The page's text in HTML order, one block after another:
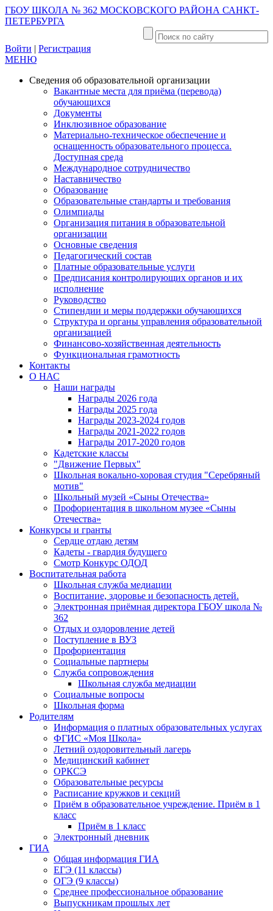
ГБОУ ШКОЛА № 362 МОСКОВСКОГО РАЙОНА САНКТ-
ПЕТЕРБУРГА
Войти | Регистрация
МЕНЮ
Сведения об образовательной организации
Вакантные места для приёма (перевода)
обучающихся
Документы
Инклюзивное образование
Материально-техническое обеспечение и
оснащенность образовательного процесса.
Доступная среда
Международное сотрудничество
Наставничество
Образование
Образовательные стандарты и требования
Олимпиады
Организация питания в образовательной
организации
Основные сведения
Педагогический состав
Платные образовательные услуги
Предписания контролирующих органов и их
исполнение
Руководство
Стипендии и меры поддержки обучающихся
Структура и органы управления образовательной
организацией
Финансово-хозяйственная деятельность
Функциональная грамотность
Контакты
О НАС
Наши награды
Награды 2026 года
Награды 2025 года
Награды 2023-2024 годов
Награды 2021-2022 годов
Награды 2017-2020 годов
Кадетские классы
"Движение Первых"
Школьная вокально-хоровая студия "Серебряный
мотив"
Школьный музей «Сыны Отечества»
Профориентация в школьном музее «Сыны
Отечества»
Конкурсы и гранты
Сердце отдаю детям
Кадеты - гвардия будущего
Смотр Конкурс ОДОД
Воспитательная работа
Школьная служба медиации
Воспитание, здоровье и безопасность детей.
Электронная приёмная директора ГБОУ школа №
362
Отдых и оздоровление детей
Поступление в ВУЗ
Профориентация
Социальные партнеры
Служба сопровождения
Школьная служба медиации
Социальные вопросы
Школьная форма
Родителям
Информация о платных образовательных услугах
ФГИС «Моя Школа»
Летний оздоровительный лагерь
Медицинский кабинет
ОРКСЭ
Образовательные ресурсы
Расписание кружков и секций
Приём в образовательное учреждение. Приём в 1
класс
Приём в 1 класс
Электронный дневник
ГИА
Общая информация ГИА
ЕГЭ (11 классы)
ОГЭ (9 классы)
Среднее профессиональное образование
Выпускникам прошлых лет